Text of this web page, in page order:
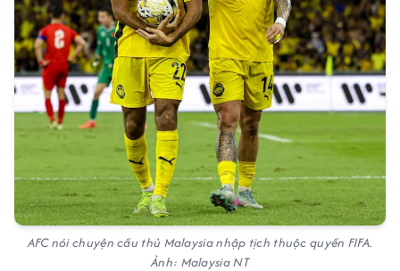
AFC nói chuyện cầu thủ Malaysia nhập tịch thuộc quyền FIFA.
Ảnh: Malaysia NT